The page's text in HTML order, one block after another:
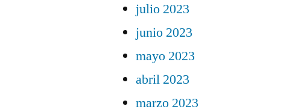
julio 2023
junio 2023
mayo 2023
abril 2023
marzo 2023